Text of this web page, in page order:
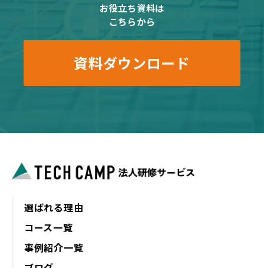
お役立ち資料は
こちらから
資料ダウンロード
選ばれる理由
コース一覧
事例紹介一覧